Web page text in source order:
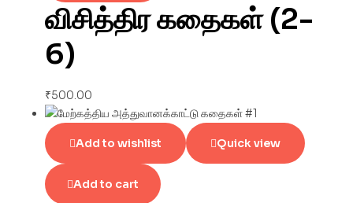
விசித்திர கதைகள் (2-
6)
₹500.00
Add to wishlist Quick view
Add to cart